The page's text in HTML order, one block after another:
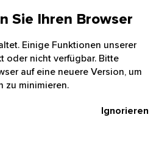
Sie Ihren Browser
Einige Funktionen unserer
oder nicht verfügbar. Bitte
auf eine neuere Version, um
zu minimieren.
Ignorieren